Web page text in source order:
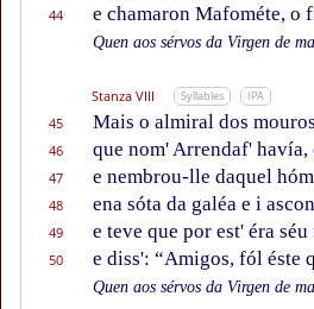
44 e chamaron Mafométe, o
Quen aos sérvos da Virgen de
Stanza VIII Syllables IPA
45 Mais o almiral dos
46 que nom' Arrendaf' havía,
47 e nembrou-lle daquel
48 ena sóta da galéa e i
49 e teve que por est' éra
50 e diss': “Amigos, fól éste
Quen aos sérvos da Virgen de